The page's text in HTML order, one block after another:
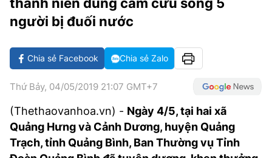
GOLF
CÁC CÚP CHÂU ÂU
BẢNG XẾP HẠNG
VĂN HÓA
GIẢI TRÍ
DIỄN ĐÀN
CÔNG NGHIỆP VĂN HÓA
NHỊP ĐẬP SỨC KHỎE
X-QUANG TIN ĐỒN
VIẾT LẠI ƯỚC MƠ
GIẢI TRÍ
PHIM
ÂM NHẠC
KBIZ
DU LỊCH
TIN TỨC
ĐIỂM ĐẾN
ẢNH
THẾ GIỚI SAO
HIGHTECH
TIÊU ĐIỂM - SPOTLIGHT
người bị đuối nước
Chia sẻ Facebook Chia sẻ Zalo
Thứ Bảy, 04/05/2019 21:07 GMT+7
(Thethaovanhoa.vn) - Ngày 4/5, tại hai xã
Quảng Hưng và Cảnh Dương, huyện Quảng
Trạch, tỉnh Quảng Bình, Ban Thường vụ Tỉnh